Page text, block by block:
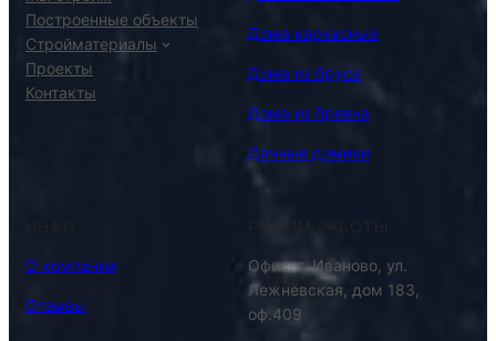
Построенные объекты
Стройматериалы
Проекты
Контакты
Дома каркасные
Дома из бруса
Дома из бревна
Дачные домики
О компании
Отзывы
Офис: г. Иваново, ул.
Лежневская, дом 183,
оф.409